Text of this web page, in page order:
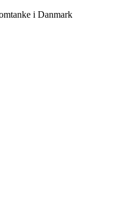
i Danmark